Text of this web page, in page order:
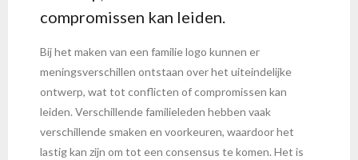
compromissen kan leiden.
Bij het maken van een familie logo kunnen er
meningsverschillen ontstaan over het uiteindelijke
ontwerp, wat tot conflicten of compromissen kan
leiden. Verschillende familieleden hebben vaak
verschillende smaken en voorkeuren, waardoor het
lastig kan zijn om tot een consensus te komen. Het is